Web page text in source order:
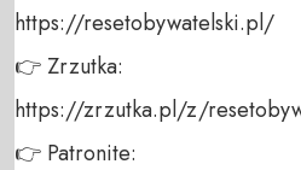
https://resetobywatelski.pl/
👉 Zrzutka:
https://zrzutka.pl/z/
👉 Patronite: